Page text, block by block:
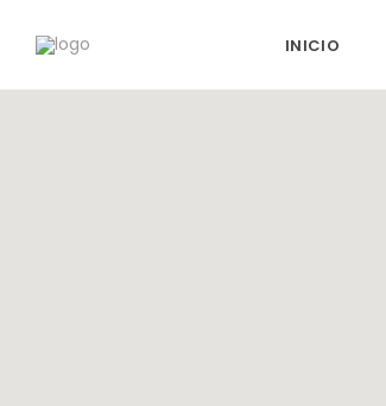
INICIO